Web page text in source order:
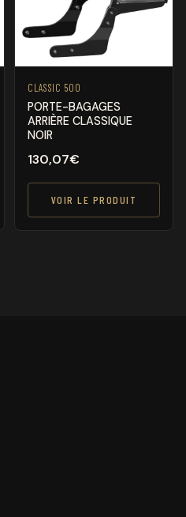
CLASSIC 500
PORTE-BAGAGES
ARRIÈRE CLASSIQUE
NOIR
130,07€
VOIR LE PRODUIT